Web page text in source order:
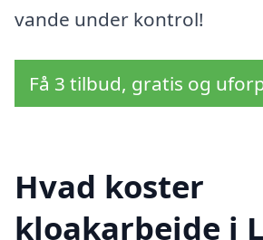
vande under kontrol!
Få 3 tilbud, gratis og
Hvad koster
kloakarbejde i